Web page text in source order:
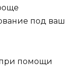
под ваш
помощи